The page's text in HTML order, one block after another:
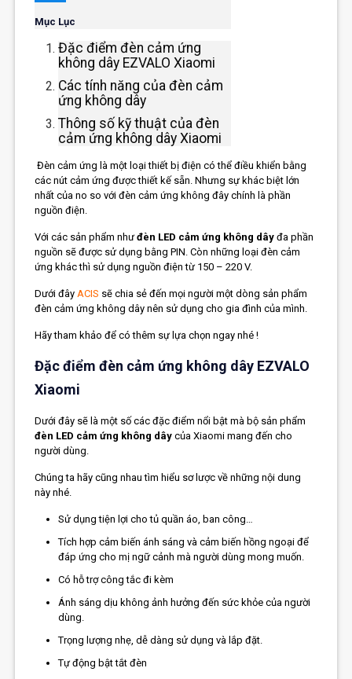
Mục Lục
Đặc điểm đèn cảm ứng
không dây EZVALO Xiaomi
Các tính năng của đèn cảm
ứng không dây
Thông số kỹ thuật của đèn
cảm ứng không dây Xiaomi
Đèn cảm ứng là một loại thiết bị điện có thể điều khiển bằng
các nút cảm ứng được thiết kế sẵn. Nhưng sự khác biệt lớn
nhất của no so với đèn cảm ứng không đây chính là phần
nguồn điện.
Với các sản phẩm nhưđèn LED cảm ứng không dây đa phần
nguồn sẽ được sử dụng bằng PIN. Còn những loại đèn cảm
ứng khác thì sử dụng nguồn điện từ 150 – 220 V.
Dưới đâyACIS sẽ chia sẻ đến mọi người một dòng sản phẩm
đèn cảm ứng không dây nên sử dụng cho gia đình của mình.
Hãy tham khảo để có thêm sự lựa chọn ngay nhé !
Đặc điểm đèn cảm ứng không dây EZVALO
Xiaomi
Dưới đây sẽ là một số các đặc điểm nổi bật mà bộ sản phẩm
đèn LED cảm ứng không dây của Xiaomi mang đến cho
người dùng.
Chúng ta hãy cũng nhau tìm hiểu sơ lược về những nội dung
này nhé.
Sử dụng tiện lợi cho tủ quần áo, ban công…
Tích hợp cảm biến ánh sáng và cảm biến hồng ngoại để
đáp ứng cho mị ngữ cảnh mà người dùng mong muốn.
Có hỗ trợ công tắc đi kèm
Ánh sáng dịu không ảnh hưởng đến sức khỏe của người
dùng.
Trọng lượng nhẹ, dễ dàng sử dụng và lắp đặt.
Tự động bật tắt đèn